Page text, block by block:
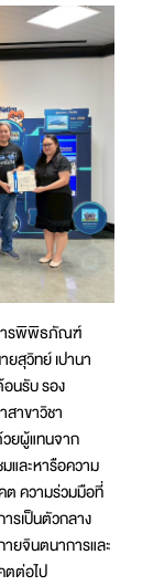
ารพิพิธภัณฑ์
สุวิทย์ เปานา
นรับ รอง
าขาวิชา
ยผู้แทนจาก
มและหารือความ
ความร่วมมือที่
รเป็นตัวกลาง
ยจินตนาการและ
ตต่อไป